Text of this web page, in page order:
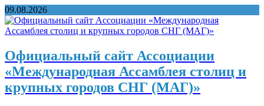
09.08.2026
Официальный сайт Ассоциации
«Международная Ассамблея столиц и
крупных городов СНГ (МАГ)»